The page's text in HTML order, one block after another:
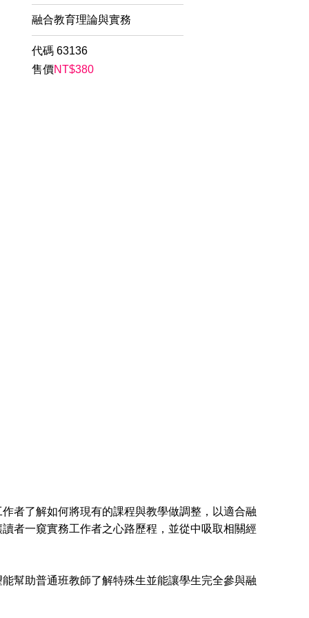
融合教育理論與實務
代碼 63136
售價NT$380
了解如何將現有的課程與教學做調整，以適合融
者一窺實務工作者之心路歷程，並從中吸取相關經
幫助普通班教師了解特殊生並能讓學生完全參與融